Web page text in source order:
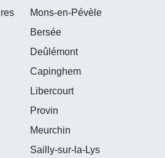
Mons-en-Pévèle
Bersée
Deûlémont
Capinghem
Libercourt
Provin
Meurchin
Sailly-sur-la-Lys